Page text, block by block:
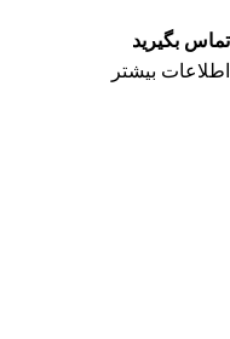
تماس بگیرید
اطلاعات بیشتر